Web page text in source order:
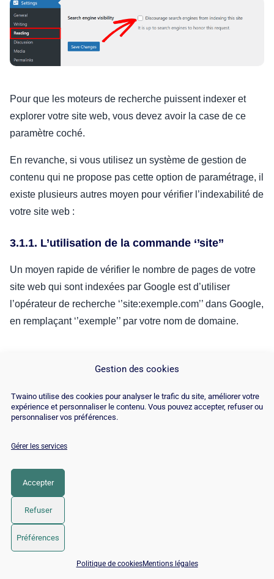
Gestion des cookies
Twaino utilise des cookies pour analyser le trafic du site, améliorer votre
expérience et personnaliser le contenu. Vous pouvez accepter, refuser ou
personnaliser vos préférences.
Gérer les services
Accepter
Refuser
Préférences
Politique de cookiesMentions légales
Pour que les moteurs de recherche puissent indexer et
explorer votre site web, vous devez avoir la case de ce
paramètre coché.
En revanche, si vous utilisez un système de gestion de
contenu qui ne propose pas cette option de paramétrage, il
existe plusieurs autres moyen pour vérifier l’indexabilité de
votre site web :
3.1.1. L’utilisation de la commande ‘’site’’
Un moyen rapide de vérifier le nombre de pages de votre
site web qui sont indexées par Google est d’utiliser
l’opérateur de recherche ‘’site:exemple.com’’ dans Google,
en remplaçant ‘’exemple’’ par votre nom de domaine.
Bien que le statut d’indexation d’un site Web puisse être
📅 Réserver 15 min avec un expert SEO / GEO